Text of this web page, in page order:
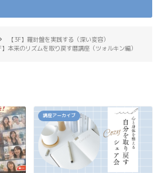
【3F】羅針盤を実践する（深い変容）
】本来のリズムを取り戻す暦講座（ツォルキン編）
講座アーカイブ